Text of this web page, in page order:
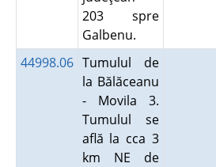
203 spre
Galbenu.
44998.06 Tumulul de
la Bălăceanu
- Movila 3.
Tumulul se
află la cca 3
km NE de